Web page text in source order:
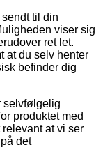
til din
viser sig
ret let.
at du selv henter
befinder dig
selvfølgelig
produktet med
at vi ser
det